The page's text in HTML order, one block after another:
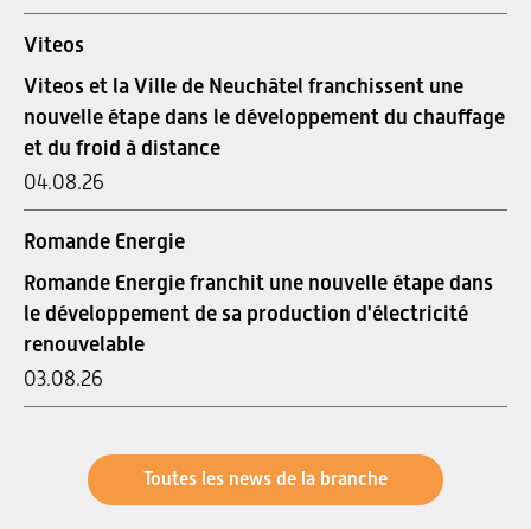
Viteos
Viteos et la Ville de Neuchâtel franchissent une
nouvelle étape dans le développement du chauffage
et du froid à distance
04.08.26
Romande Energie
Romande Energie franchit une nouvelle étape dans
le développement de sa production d'électricité
renouvelable
03.08.26
Toutes les news de la branche